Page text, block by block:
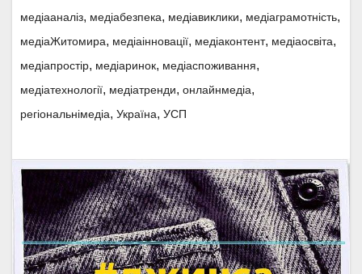
медіааналіз, медіабезпека, медіавиклики, медіаграмотність,
медіаЖитомира, медіаінновації, медіаконтент, медіаосвіта,
медіапростір, медіаринок, медіаспоживання,
медіатехнології, медіатренди, онлайнмедіа,
регіональнімедіа, Україна, УСП